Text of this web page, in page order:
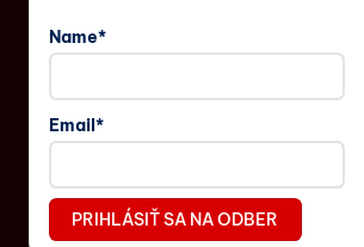
Name*
Email*